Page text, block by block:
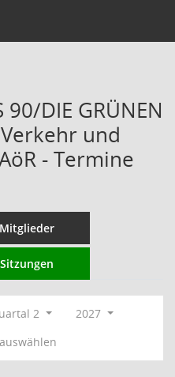
DIE GRÜNEN
und
- Termine
Mitglieder
Sitzungen
2
2027